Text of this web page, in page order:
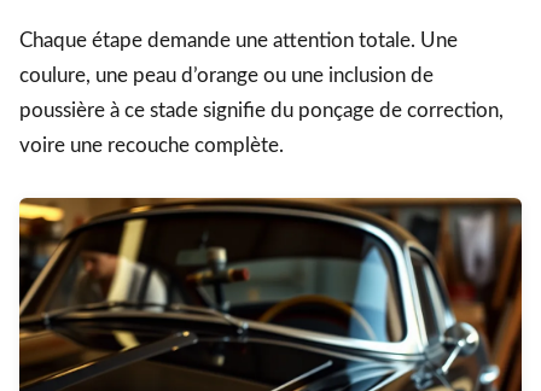
Chaque étape demande une attention totale. Une
coulure, une peau d’orange ou une inclusion de
poussière à ce stade signifie du ponçage de correction,
voire une recouche complète.